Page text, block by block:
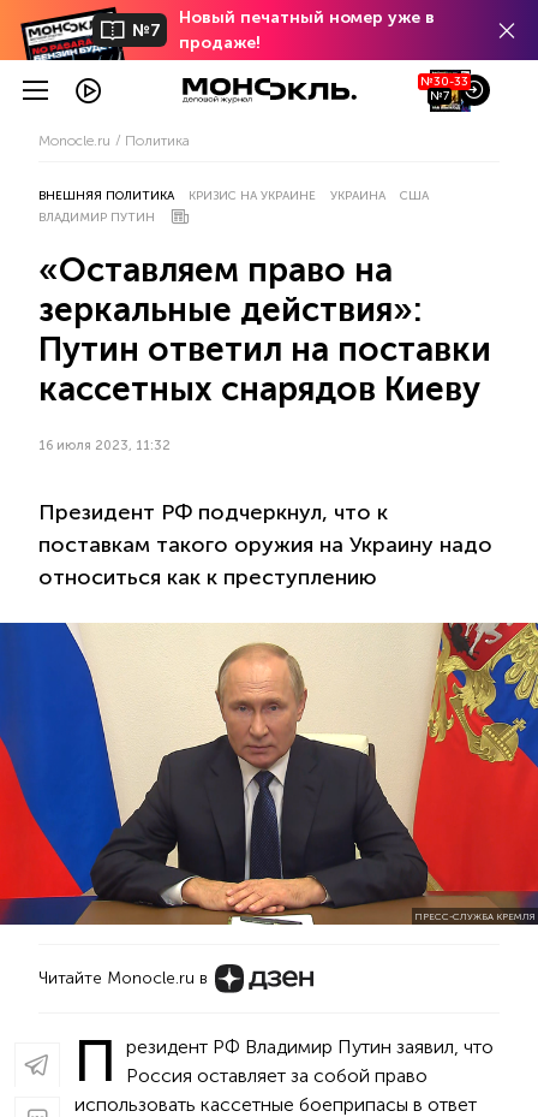
№7
Новый печатный номер уже в
продаже!
№30-33
№7
Monocle.ru Политика
ВНЕШНЯЯ ПОЛИТИКА КРИЗИС НА УКРАИНЕ УКРАИНА
США
ВЛАДИМИР ПУТИН
«Оставляем право на
зеркальные действия»:
Путин ответил на поставки
кассетных снарядов Киеву
16 июля 2023, 11:32
Президент РФ подчеркнул, что к
поставкам такого оружия на Украину надо
относиться как к преступлению
ПРЕСС-СЛУЖБА КРЕМЛЯ
Читайте Monocle.ru в
П
резидент РФ Владимир Путин заявил, что
Россия оставляет за собой право
использовать кассетные боеприпасы в ответ